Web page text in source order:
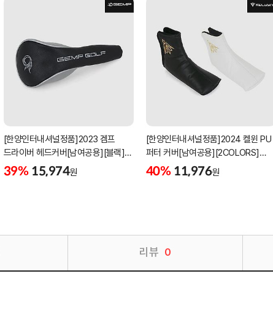
[한양인터내셔널정품]2023 겜프
드라이버 헤드커버[남여공용][블랙]
[HD-302]
39% 15,974원
[한양인터내셔널정품]2024 켈윈 PU
퍼터 커버[남여공용][2COLORS]
[KW-PC320]
40% 11,976원
리뷰 0